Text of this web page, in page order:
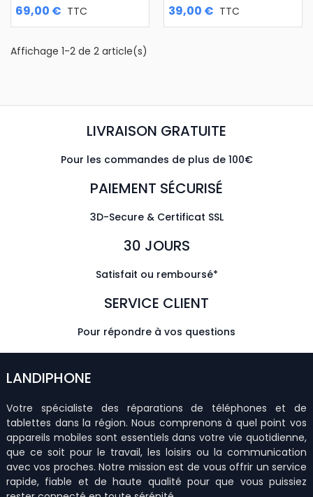
69,00 € TTC 39,00 € TTC
Affichage 1-2 de 2 article(s)
LIVRAISON GRATUITE
Pour les commandes de plus de 100€
PAIEMENT SÉCURISÉ
3D-Secure & Certificat SSL
30 JOURS
Satisfait ou remboursé*
SERVICE CLIENT
Pour répondre à vos questions
LANDIPHONE
Votre spécialiste des réparations de téléphones et de
tablettes dans la région. Nous comprenons à quel point vos
appareils mobiles sont essentiels dans votre vie quotidienne,
que ce soit pour le travail, les loisirs ou la communication
avec vos proches. Notre mission est de vous offrir un service
rapide, fiable et de haute qualité pour que vous puissiez